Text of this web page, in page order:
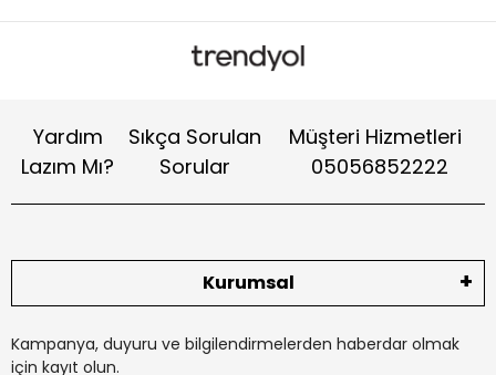
Yardım
Lazım Mı?
Sıkça Sorulan
Sorular
Müşteri Hizmetleri
05056852222
Kurumsal
Kampanya, duyuru ve bilgilendirmelerden haberdar olmak
için kayıt olun.